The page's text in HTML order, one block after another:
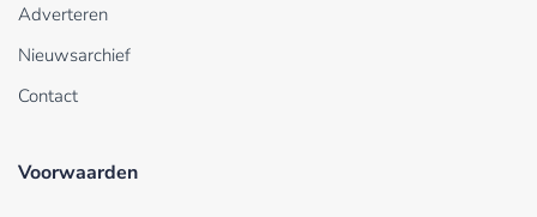
Adverteren
Nieuwsarchief
Contact
Voorwaarden